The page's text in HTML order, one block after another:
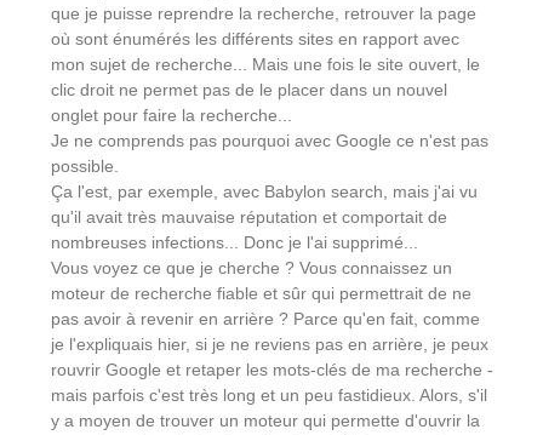
que je puisse reprendre la recherche, retrouver la page
où sont énumérés les différents sites en rapport avec
mon sujet de recherche... Mais une fois le site ouvert, le
clic droit ne permet pas de le placer dans un nouvel
onglet pour faire la recherche...
Je ne comprends pas pourquoi avec Google ce n'est pas
possible.
Ça l'est, par exemple, avec Babylon search, mais j'ai vu
qu'il avait très mauvaise réputation et comportait de
nombreuses infections... Donc je l'ai supprimé...
Vous voyez ce que je cherche ? Vous connaissez un
moteur de recherche fiable et sûr qui permettrait de ne
pas avoir à revenir en arrière ? Parce qu'en fait, comme
je l'expliquais hier, si je ne reviens pas en arrière, je peux
rouvrir Google et retaper les mots-clés de ma recherche -
mais parfois c'est très long et un peu fastidieux. Alors, s'il
y a moyen de trouver un moteur qui permette d'ouvrir la